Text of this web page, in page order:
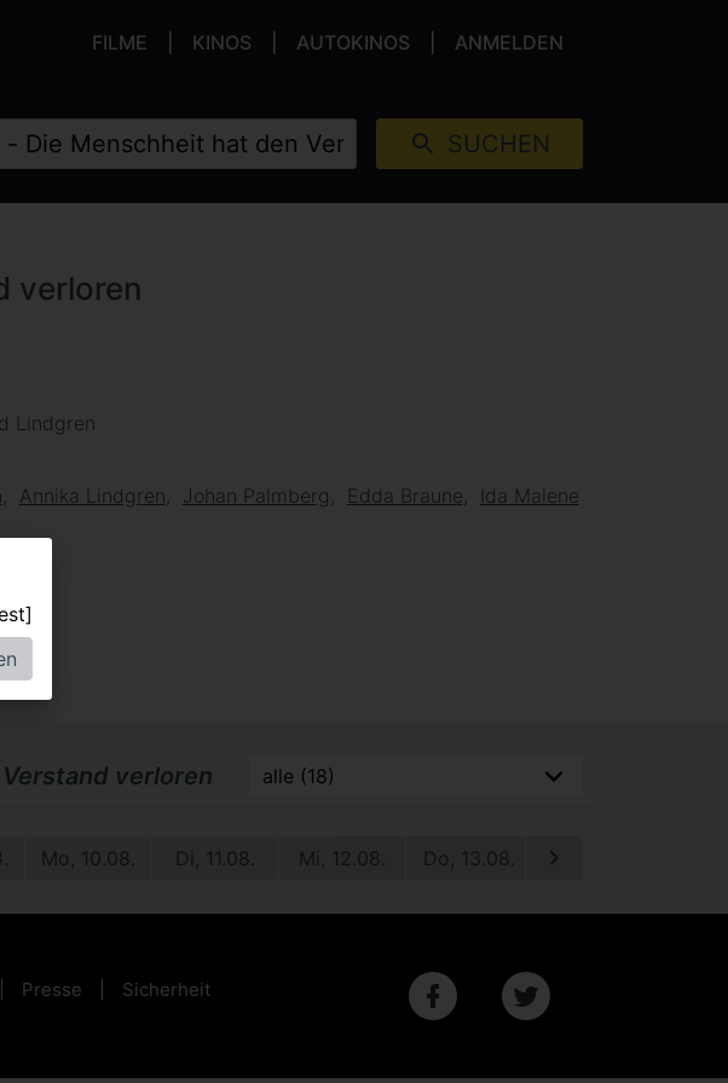
FILME KINOS AUTOKINOS ANMELDEN
SUCHEN
verloren
Lindgren
Annika Lindgren Johan Palmberg Edda Braune
Ida Malene
verloren
Mo, 10.08. Di, 11.08. Mi, 12.08. Do, 13.08. Fr, 14.08.
Presse Sicherheit